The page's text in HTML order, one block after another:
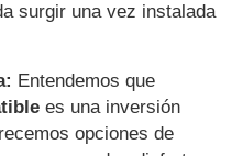
surgir una vez instalada
Entendemos que
es una inversión
opciones de